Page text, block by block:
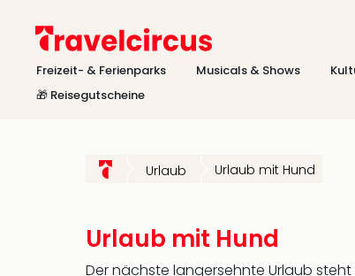
Freizeit- & Ferienparks Musicals & Shows
🎁 Reisegutscheine
Urlaub Urlaub mit Hund
Urlaub mit Hund
Der nächste langersehnte Urlaub